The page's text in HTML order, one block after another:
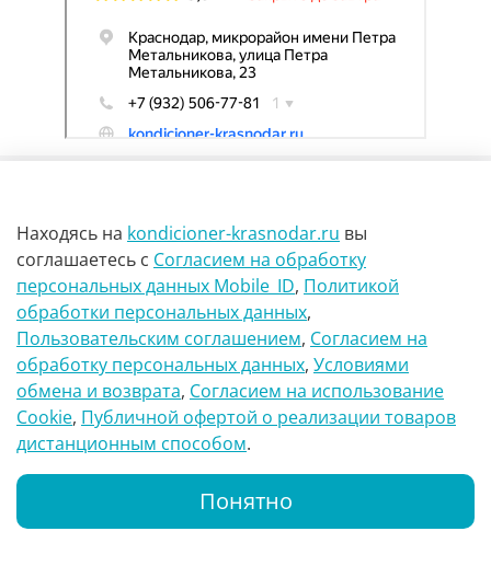
г Краснодар Ул Петра метальникова 23
8(900)29-888-66
info@kondicioner-krasnodar.ru
Находясь на kondicioner-krasnodar.ru вы
соглашаетесь с Согласием на обработку
персональных данных Mobile_ID, Политикой
обработки персональных данных,
Пользовательским соглашением, Согласием на
обработку персональных данных, Условиями
обмена и возврата, Согласием на использование
Сookie, Публичной офертой о реализации товаров
дистанционным способом.
Понятно